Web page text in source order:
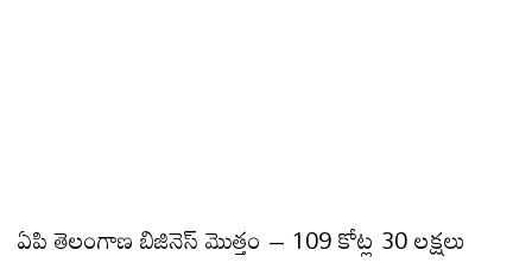
ఏపి తెలంగాణ బిజినెస్ మొత్తం – 109 కోట్ల 30 లక్షలు